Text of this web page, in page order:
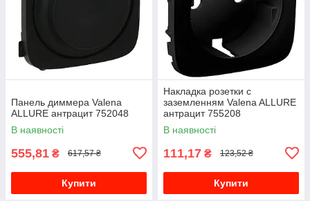
Панель диммера Valena
ALLURE антрацит 752048
В наявності
555,81 ₴ 617,57 ₴
Купити
Накладка розетки с
заземленням Valena ALLURE
антрацит 755208
В наявності
111,17 ₴ 123,52 ₴
Купити